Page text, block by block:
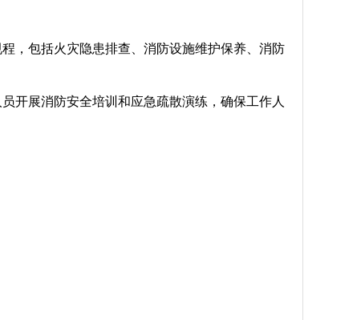
，包括火灾隐患排查、消防设施维护保养、消防
开展消防安全培训和应急疏散演练，确保工作人